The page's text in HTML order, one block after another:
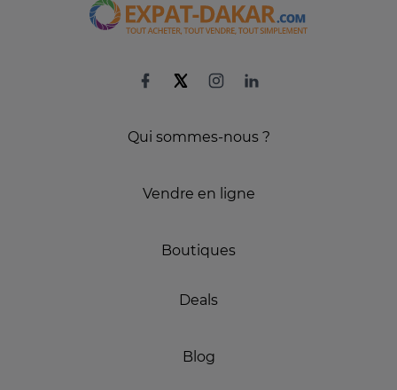
Qui sommes-nous ?
Vendre en ligne
Boutiques
Deals
Blog